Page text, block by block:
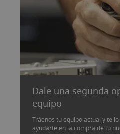
Dale una segunda
equipo
Tráenos tu equipo actual y te
ayudarte en la compra de tu